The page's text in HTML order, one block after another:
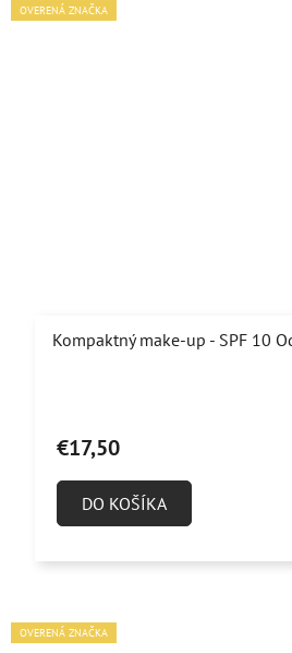
OVERENÁ ZNAČKA
Kompaktný make-up - SPF 10
€17,50
DO KOŠÍKA
OVERENÁ ZNAČKA